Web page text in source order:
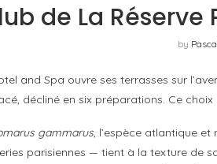
de La
by
and Spa ouvre ses terrasses sur
décliné en six préparations. Ce
gammarus, l’espèce atlantique
parisiennes — tient à la texture de